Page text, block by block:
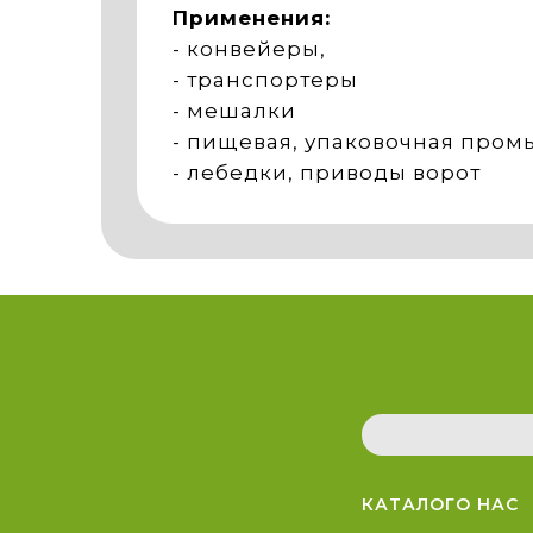
Применения:
- конвейеры,
- транспортеры
- мешалки
- пищевая, упаковочная
- лебедки, приводы ворот
КАТАЛОГО НАС